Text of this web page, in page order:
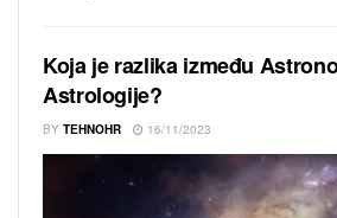
Koja je razlika između
Astrologije?
BY TEHNOHR 16/11/2023